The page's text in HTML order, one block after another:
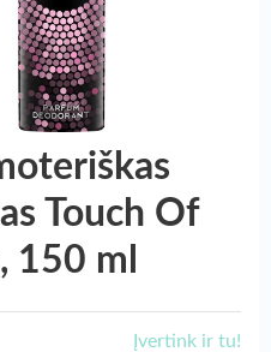
Touch Of
150 ml
Įvertink ir tu!